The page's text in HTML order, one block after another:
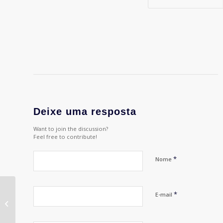
Deixe uma resposta
Want to join the discussion?
Feel free to contribute!
Nome *
E-mail *